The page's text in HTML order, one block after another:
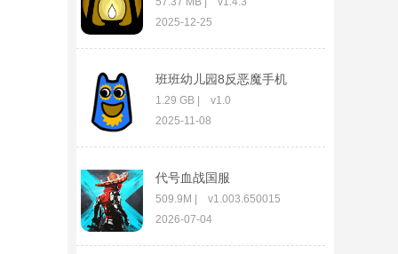
2025-12-25
班班幼儿园8反恶魔手机
版
1.29 GB | v1.0
2025-11-08
代号血战国服
509.9M | v1.003.650015
2026-07-04